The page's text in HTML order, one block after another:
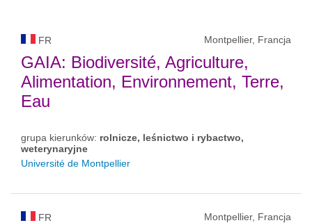
FR Montpellier, Francja
GAIA: Biodiversité, Agriculture,
Alimentation, Environnement, Terre,
Eau
grupa kierunków: rolnicze, leśnictwo i rybactwo,
weterynaryjne
Université de Montpellier
FR Montpellier, Francja